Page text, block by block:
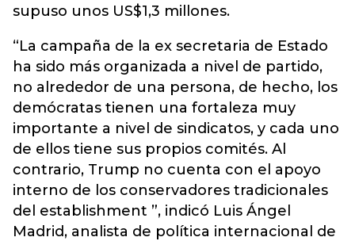
supuso unos US$1,3 millones.
“La campaña de la ex secretaria de Estado
ha sido más organizada a nivel de partido,
no alrededor de una persona, de hecho, los
demócratas tienen una fortaleza muy
importante a nivel de sindicatos, y cada uno
de ellos tiene sus propios comités. Al
contrario, Trump no cuenta con el apoyo
interno de los conservadores tradicionales
del establishment ”, indicó Luis Ángel
Madrid, analista de política internacional de